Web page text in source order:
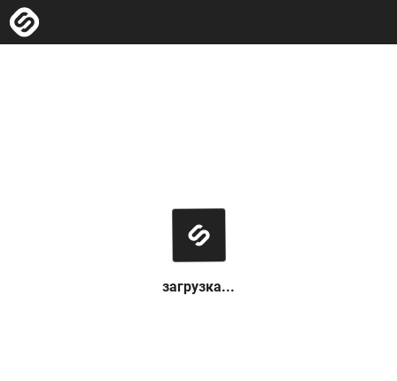
загрузка...